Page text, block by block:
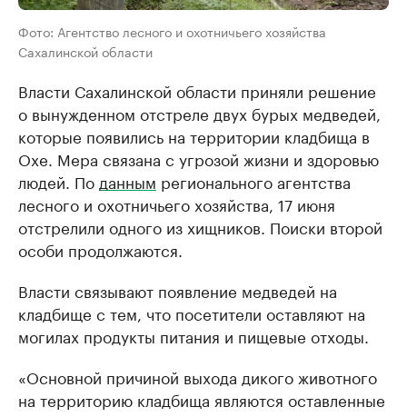
Фото: Агентство лесного и охотничьего хозяйства
Сахалинской области
Власти Сахалинской области приняли решение
о вынужденном отстреле двух бурых медведей,
которые появились на территории кладбища в
Охе. Мера связана с угрозой жизни и здоровью
людей. По данным регионального агентства
лесного и охотничьего хозяйства, 17 июня
отстрелили одного из хищников. Поиски второй
особи продолжаются.
Власти связывают появление медведей на
кладбище с тем, что посетители оставляют на
могилах продукты питания и пищевые отходы.
«Основной причиной выхода дикого животного
на территорию кладбища являются оставленные